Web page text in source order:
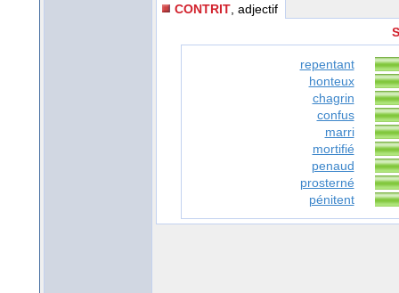
CONTRIT , adjectif
repentant
honteux
chagrin
confus
marri
mortifié
penaud
prosterné
pénitent